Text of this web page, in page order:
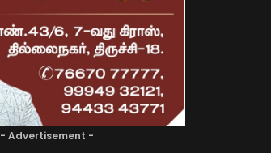
- Advertisement -